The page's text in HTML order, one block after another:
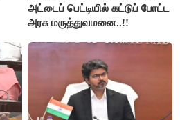
அட்டைப் பெட்டியில் கட்டுப் போட்ட
அரசு மருத்துவமனை..!!